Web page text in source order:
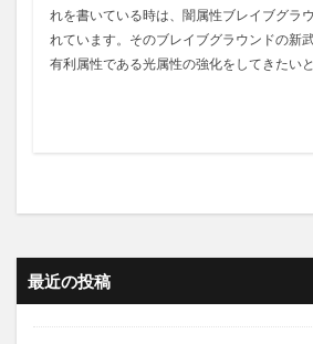
れを書いている時は、闇属性ブレイブグラ
れています。そのブレイブグラウンドの新
有利属性である光属性の強化をしてきたい
最近の投稿